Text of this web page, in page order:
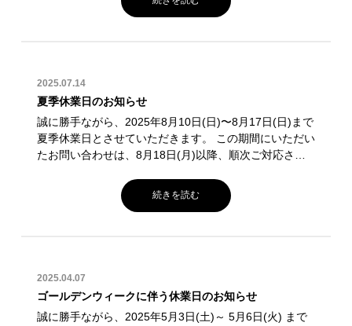
本社・工場 〒761-0323 香川県高松市亀田町90-1 参加
2025.07.14
夏季休業日のお知らせ
誠に勝手ながら、2025年8月10日(日)〜8月17日(日)まで
夏季休業日とさせていただきます。 この期間にいただい
たお問い合わせは、8月18日(月)以降、順次ご対応させ
何卒ご理解・ご協力をいただけますようお願い申し上げ
続きを読む
2025.04.07
ゴールデンウィークに伴う休業日のお知らせ
誠に勝手ながら、2025年5月3日(土)～ 5月6日(火) まで